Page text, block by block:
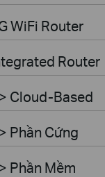
WiFi Router
Router
Cloud-Based
Phần Cứng
Phần Mềm